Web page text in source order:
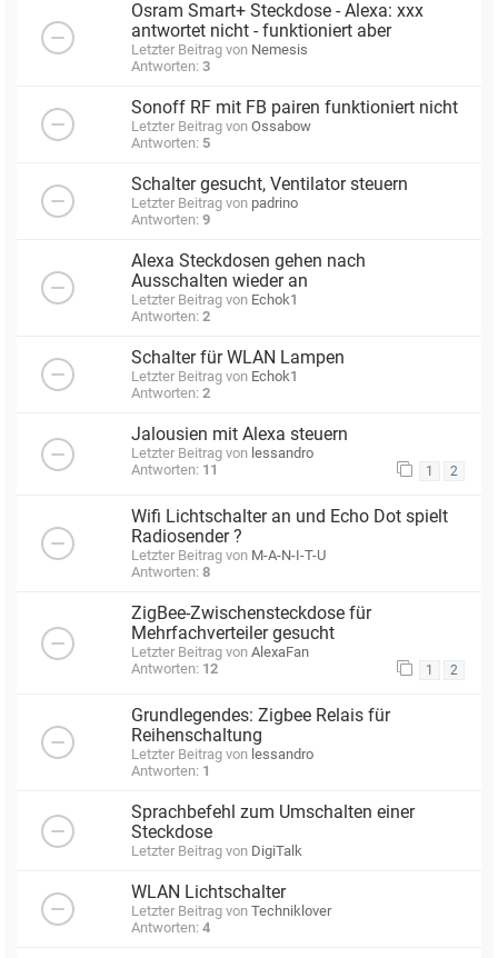
Osram Smart+ Steckdose - Alexa: xxx
antwortet nicht - funktioniert aber
Letzter Beitrag von Nemesis
Antworten: 3
Sonoff RF mit FB pairen funktioniert nicht
Letzter Beitrag von Ossabow
Antworten: 5
Schalter gesucht, Ventilator steuern
Letzter Beitrag von padrino
Antworten: 9
Alexa Steckdosen gehen nach
Ausschalten wieder an
Letzter Beitrag von Echok1
Antworten: 2
Schalter für WLAN Lampen
Letzter Beitrag von Echok1
Antworten: 2
Jalousien mit Alexa steuern
Letzter Beitrag von lessandro
Antworten: 11 1 2
Wifi Lichtschalter an und Echo Dot spielt
Radiosender ?
Letzter Beitrag von M-A-N-I-T-U
Antworten: 8
ZigBee-Zwischensteckdose für
Mehrfachverteiler gesucht
Letzter Beitrag von AlexaFan
Antworten: 12 1 2
Grundlegendes: Zigbee Relais für
Reihenschaltung
Letzter Beitrag von lessandro
Antworten: 1
Sprachbefehl zum Umschalten einer
Steckdose
Letzter Beitrag von DigiTalk
WLAN Lichtschalter
Letzter Beitrag von Techniklover
Antworten: 4